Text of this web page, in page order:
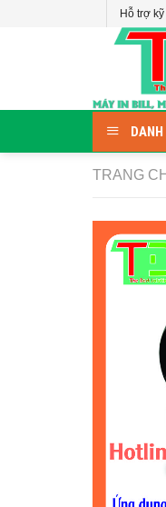
Hỗ trợ
TRANG